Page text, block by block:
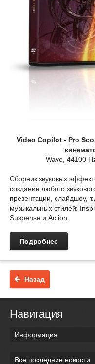
Video Copilot - Pro
Wave, 44100
Сборник звуковых
создании любого
презентации, слайдшоу,
музыкальных стилей:
Suspense и Action.
Подробнее
Назад
Навигация
Информация
Все последние новости